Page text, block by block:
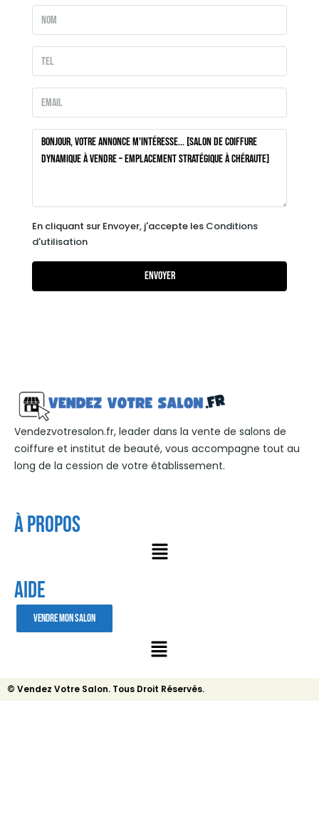
En cliquant sur Envoyer, j'accepte les Conditions
d'utilisation
Envoyer
Vendezvotresalon.fr, leader dans la vente de salons de
coiffure et institut de beauté, vous accompagne tout au
long de la cession de votre établissement.
À Propos
AIDE
VENDRE MON SALON
© Vendez Votre Salon. Tous Droit Réservés.